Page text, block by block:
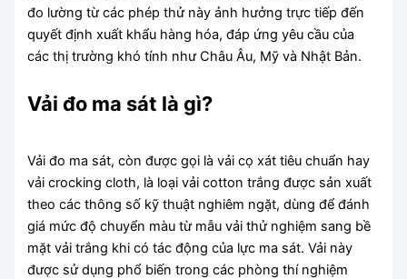
đo lường từ các phép thử này ảnh hưởng trực tiếp đến
quyết định xuất khẩu hàng hóa, đáp ứng yêu cầu của
các thị trường khó tính như Châu Âu, Mỹ và Nhật Bản.
Vải đo ma sát là gì?
Vải đo ma sát, còn được gọi là vải cọ xát tiêu chuẩn hay
vải crocking cloth, là loại vải cotton trắng được sản xuất
theo các thông số kỹ thuật nghiêm ngặt, dùng để đánh
giá mức độ chuyển màu từ mẫu vải thử nghiệm sang bề
mặt vải trắng khi có tác động của lực ma sát. Vải này
được sử dụng phổ biến trong các phòng thí nghiệm